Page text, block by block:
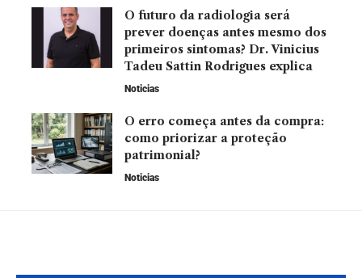
O futuro da radiologia será
prever doenças antes mesmo dos
primeiros sintomas? Dr. Vinicius
Tadeu Sattin Rodrigues explica
Noticias
O erro começa antes da compra:
como priorizar a proteção
patrimonial?
Noticias